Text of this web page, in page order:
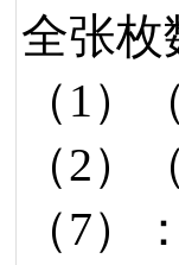
全张枚
（1）
（2）
（7）